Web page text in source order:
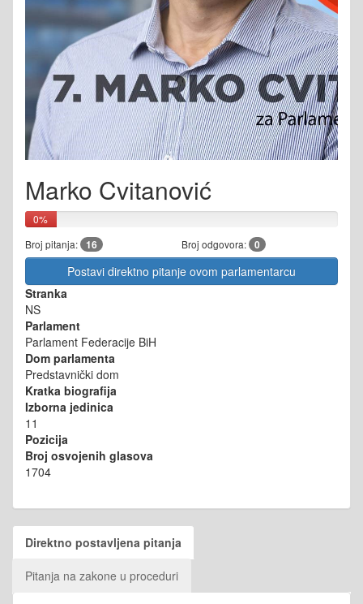
Marko Cvitanović
0%
Broj pitanja: 16 Broj odgovora: 0
Postavi direktno pitanje ovom parlamentarcu
Stranka
NS
Parlament
Parlament Federacije BiH
Dom parlamenta
Predstavnički dom
Kratka biografija
Izborna jedinica
11
Pozicija
Broj osvojenih glasova
1704
Direktno postavljena pitanja
Pitanja na zakone u proceduri